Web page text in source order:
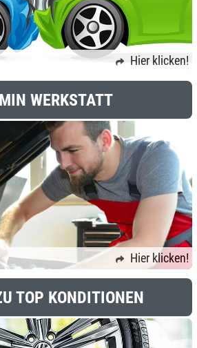
Hier klicken!
WERKSTATT
Hier klicken!
TOP KONDITIONEN